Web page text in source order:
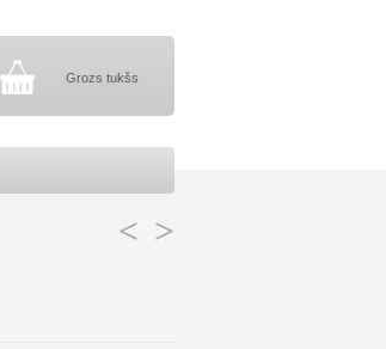
Grozs tukšs
< >